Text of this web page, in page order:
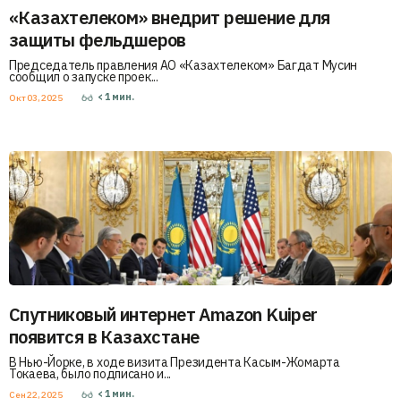
«Казахтелеком» внедрит решение для
защиты фельдшеров
Председатель правления АО «Казахтелеком» Багдат Мусин
сообщил о запуске проек...
Окт 03, 2025 < 1 мин.
Спутниковый интернет Amazon Kuiper
появится в Казахстане
В Нью-Йорке, в ходе визита Президента Касым-Жомарта
Токаева, было подписано и...
Сен 22, 2025 < 1 мин.